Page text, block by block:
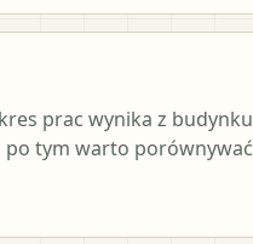
prac wynika z
po tym warto porównywać